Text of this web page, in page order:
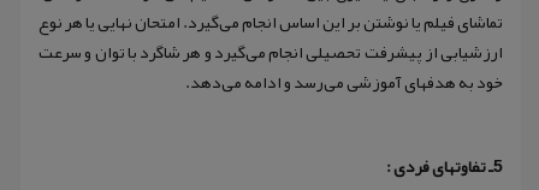
تماشای فیلم یا نوشتن بر این اساس انجام می‌گیرد. امتحان نهایی یا هر نوع
ارزشیابی از پیشرفت تحصیلی انجام می‌گیرد و هر شاگرد با توان و سرعت
خود به هدفهای آموزشی می‌رسد و ادامه می‌دهد.
5ـ تفاوتهای فردی :